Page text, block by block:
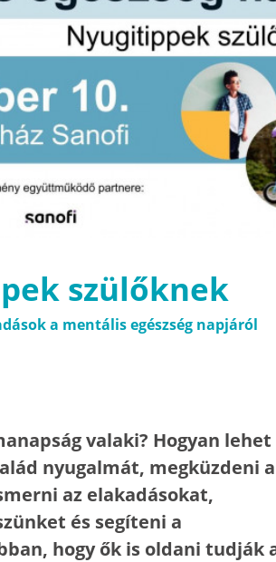
szülőknek
a mentális egészség napjáról
valaki? Hogyan lehet
nyugalmát, megküzdeni a
az elakadásokat,
és segíteni a
hogy ők is oldani tudják